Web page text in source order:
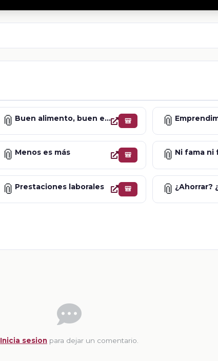
📎 Buen alimento, buen entendimiento 🎒 📎
📎 Menos es más 🎒 📎
📎 Prestaciones laborales 🎒 📎
Inicia sesion para dejar un comentario.